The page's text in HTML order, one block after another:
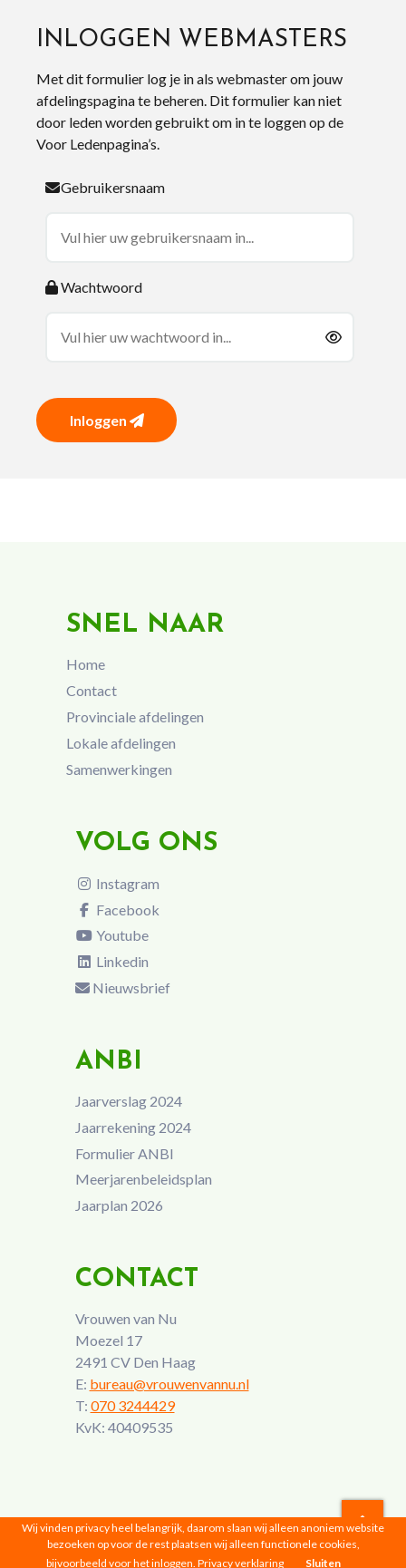
INLOGGEN WEBMASTERS
Met dit formulier log je in als webmaster om jouw
afdelingspagina te beheren. Dit formulier kan niet
door leden worden gebruikt om in te loggen op de
Voor Ledenpagina’s.
Gebruikersnaam
Wachtwoord
Inloggen
SNEL NAAR
Home
Contact
Provinciale afdelingen
Lokale afdelingen
Samenwerkingen
VOLG ONS
Instagram
Facebook
Youtube
Linkedin
Nieuwsbrief
ANBI
Jaarverslag 2024
Jaarrekening 2024
Formulier ANBI
Meerjarenbeleidsplan
Jaarplan 2026
CONTACT
Vrouwen van Nu
Moezel 17
2491 CV Den Haag
E: bureau@vrouwenvannu.nl
T: 070 3244429
KvK: 40409535
Vrouwen van Nu © 2026 |Privacyverklaring
Wij vinden privacy heel belangrijk, daarom slaan wij alleen anoniem website
bezoeken op voor de rest plaatsen wij alleen functionele cookies,
bijvoorbeeld voor het inloggen. Privacy verklaring Sluiten